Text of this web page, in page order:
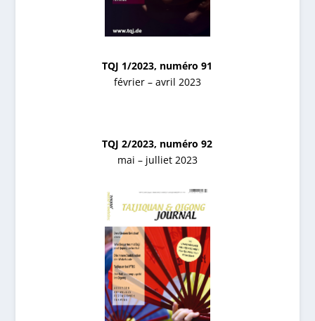
TQJ 1/2023, numéro 91
février – avril 2023
TQJ 2/2023, numéro 92
mai – julliet 2023